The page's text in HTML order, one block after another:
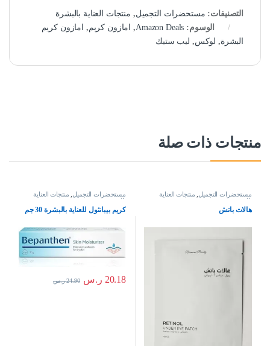
التصنيفات: مستحضرات التجميل, منتجات العناية بالبشرة
الوسوم: Amazon Deals
, امازون كريم, امازون كريم
البشرة, لوكس, ليب ستيك
منتجات ذات صلة
مستحضرات التجميل منتجات العناية
بالبشرة
هالات باتش
مستحضرات التجميل منتجات العناية
بالبشرة
كريم بيبانثول للعناية بالبشرة 30 جم
20.18 ر.س 24.90 ر.س